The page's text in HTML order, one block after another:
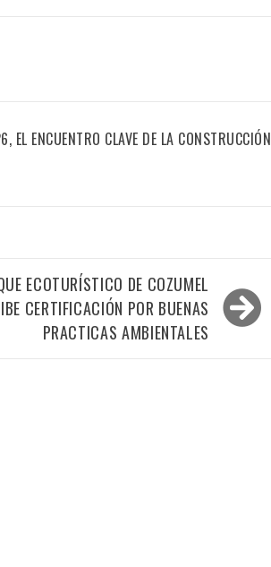
EL ENCUENTRO CLAVE DE LA CONSTRUCCIÓN
ECOTURÍSTICO DE COZUMEL
CERTIFICACIÓN POR BUENAS
PRACTICAS AMBIENTALES